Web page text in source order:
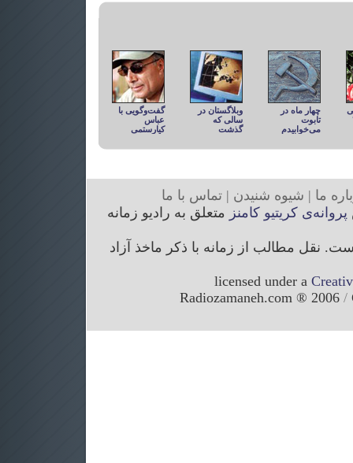
چهار ماه در
تابوت
می‌خوابیدم
وبلاگستان در
سالی که
گذشت
گفت‌وگویی با
عباس
کیارستمی
ه ما | شیوه شنیدن |تماس با ما
پروانه‌ی کریتیو کامنز متعلق به رادیو زمانه
نقل مطالب از زمانه با ذکر ماخذ آزاد
licensed under a
/